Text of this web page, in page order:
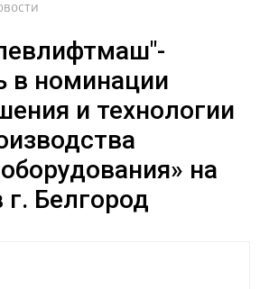
в номинации
и технологии
на
Белгород